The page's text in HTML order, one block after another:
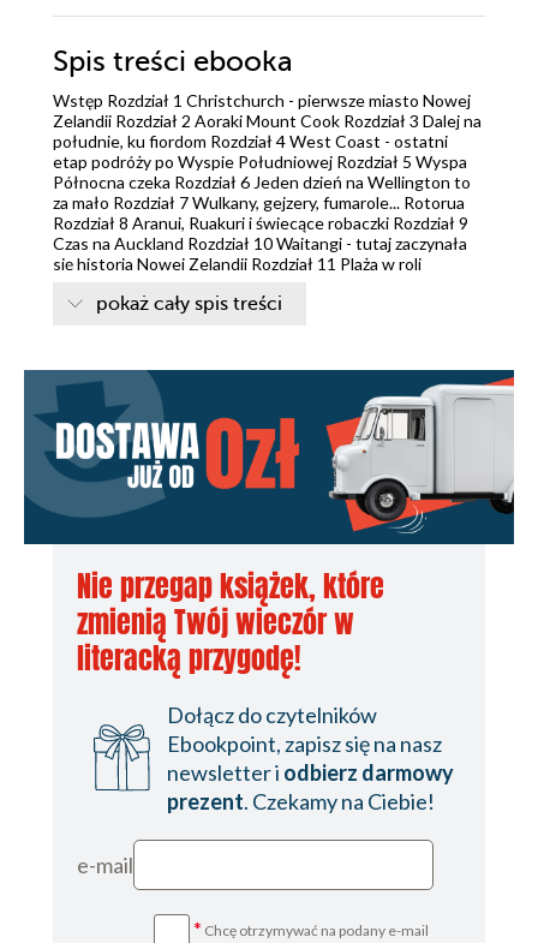
Spis treści ebooka
Wstęp Rozdział 1 Christchurch - pierwsze miasto Nowej
Zelandii Rozdział 2 Aoraki Mount Cook Rozdział 3 Dalej na
południe, ku fiordom Rozdział 4 West Coast - ostatni
etap podróży po Wyspie Południowej Rozdział 5 Wyspa
Północna czeka Rozdział 6 Jeden dzień na Wellington to
za mało Rozdział 7 Wulkany, gejzery, fumarole... Rotorua
Rozdział 8 Aranui, Ruakuri i świecące robaczki Rozdział 9
Czas na Auckland Rozdział 10 Waitangi - tutaj zaczynała
się historia Nowej Zelandii Rozdział 11 Plaża w roli
collie Rozdział 12 Jeszcze trochę Auckland Rozdział 13
pokaż cały spis treści
Nie przegap książek, które
zmienią Twój wieczór w
literacką przygodę!
Dołącz do czytelników
Ebookpoint, zapisz się na nasz
newsletter i odbierz darmowy
prezent. Czekamy na Ciebie!
e-mail
* Chcę otrzymywać na podany e-mail